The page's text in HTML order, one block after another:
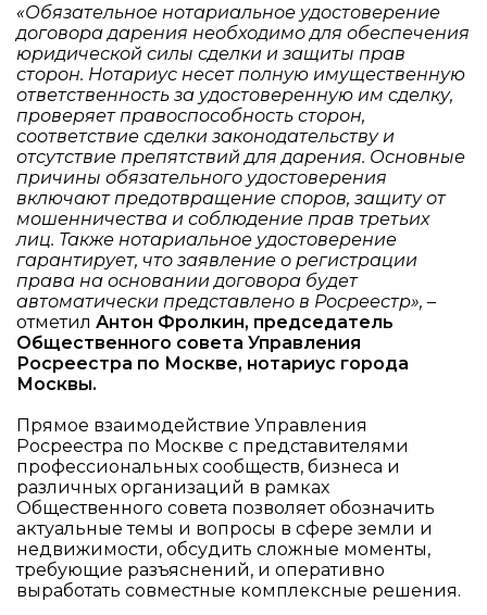
«Обязательное нотариальное удостоверение
договора дарения необходимо для обеспечения
юридической силы сделки и защиты прав
сторон. Нотариус несет полную имущественную
ответственность за удостоверенную им сделку,
проверяет правоспособность сторон,
соответствие сделки законодательству и
отсутствие препятствий для дарения. Основные
причины обязательного удостоверения
включают предотвращение споров, защиту от
мошенничества и соблюдение прав третьих
лиц. Также нотариальное удостоверение
гарантирует, что заявление о регистрации
права на основании договора будет
автоматически представлено в Росреестр», –
отметил Антон Фролкин, председатель
Общественного совета Управления
Росреестра по Москве, нотариус города
Москвы.
Прямое взаимодействие Управления
Росреестра по Москве с представителями
профессиональных сообществ, бизнеса и
различных организаций в рамках
Общественного совета позволяет обозначить
актуальные темы и вопросы в сфере земли и
недвижимости, обсудить сложные моменты,
требующие разъяснений, и оперативно
выработать совместные комплексные решения.